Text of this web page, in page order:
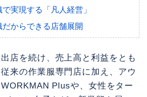
実現する「凡人経営」
だからできる店舗展開
店を続け、売上高と利益をとも
来の作業服専門店に加え、アウ
WORKMAN Plusや、女性をター